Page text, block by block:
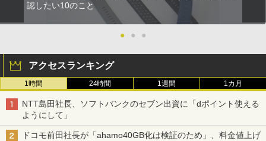
認したい10のこと
● ● ●
アクセスランキング
1時間 24時間 1週間 1カ月
NTT島田社長、ソフトバンクのセブン出資に「dポイント使える
ようにして」
ドコモ前田社長が「ahamo40GB化は検証のため」、料金値上げ